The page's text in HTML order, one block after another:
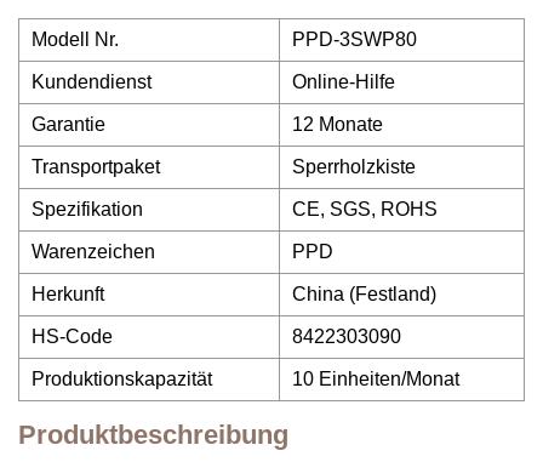
Modell Nr. PPD-3SWP80
Kundendienst Online-Hilfe
Garantie 12 Monate
Transportpaket Sperrholzkiste
Spezifikation CE, SGS, ROHS
Warenzeichen PPD
Herkunft China (Festland)
HS-Code 8422303090
Produktionskapazität 10 Einheiten/Monat
Produktbeschreibung